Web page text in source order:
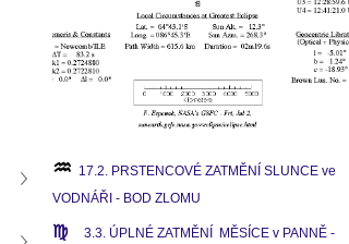
♒ 17.2. PRSTENCOVÉ ZATMĚNÍ SLUNCE ve
VODNÁŘI - BOD ZLOMU
♍
3.3. ÚPLNÉ ZATMĚNÍ  MĚSÍCE v PANNĚ -